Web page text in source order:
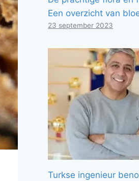
Een overzicht van
23 september 2023
Turkse ingenieur